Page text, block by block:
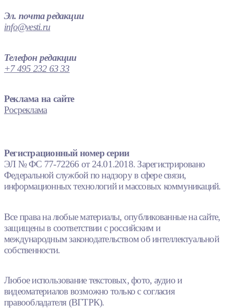
Эл. почта редакции
info@vesti.ru
Телефон редакции
+7 495 232 63 33
Реклама на сайте
Росреклама
Регистрационный номер серии
ЭЛ № ФС 77-72266 от 24.01.2018. Зарегистрировано
Федеральной службой по надзору в сфере связи,
информационных технологий и массовых коммуникаций.
Все права на любые материалы, опубликованные на сайте,
защищены в соответствии с российским и
международным законодательством об интеллектуальной
собственности.
Любое использование текстовых, фото, аудио и
видеоматериалов возможно только с согласия
правообладателя (ВГТРК).